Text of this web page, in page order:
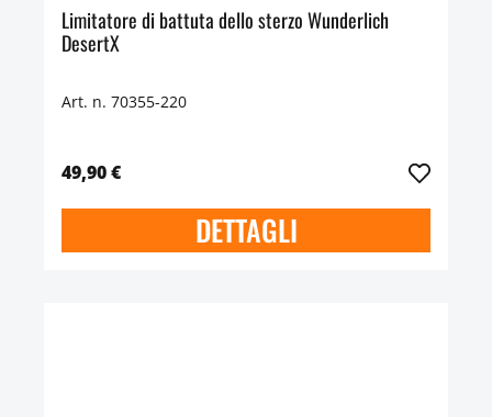
Limitatore di battuta dello sterzo Wunderlich
DesertX
Art. n. 70355-220
49,90 €
DETTAGLI